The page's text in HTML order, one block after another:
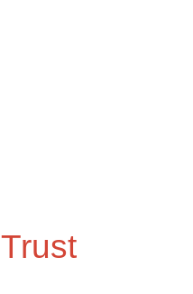
Trust